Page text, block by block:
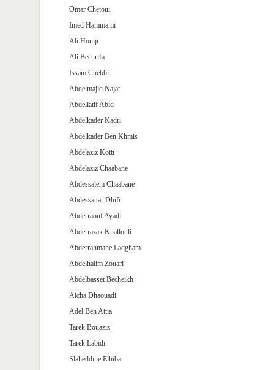
Omar Chetoui
Imed Hammami
Ali Houiji
Ali Bechrifa
Issam Chebbi
Abdelmajid Najar
Abdellatif Abid
Abdelkader Kadri
Abdelkader Ben Khmis
Abdelaziz Kotti
Abdelaziz Chaabane
Abdessalem Chaabane
Abdessattar Dhifi
Abderraouf Ayadi
Abderrazak Khallouli
Abderrahmane Ladgham
Abdelhalim Zouari
Abdelbasset Becheikh
Aicha Dhaouadi
Adel Ben Attia
Tarek Bouaziz
Tarek Labidi
Slaheddine Elhiba